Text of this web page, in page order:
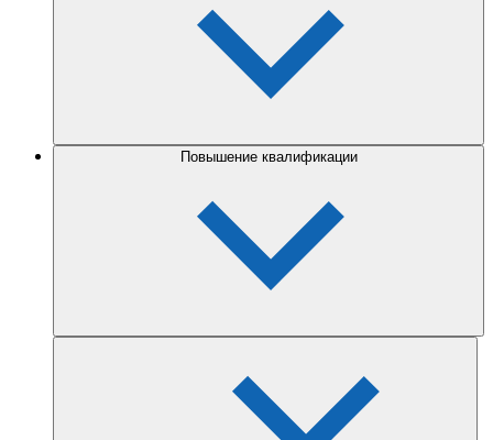
Повышение квалификации